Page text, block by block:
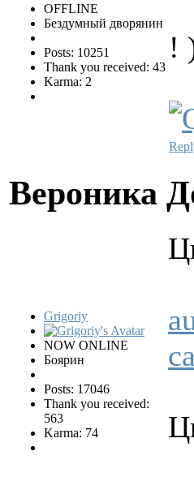
OFFLINE
Бездумный дворянин
Posts: 10251
Thank you received: 43
Karma: 2
!
Вероника
Grigoriy
NOW ONLINE
Боярин
Posts: 17046
Thank you received:
563
Karma: 74